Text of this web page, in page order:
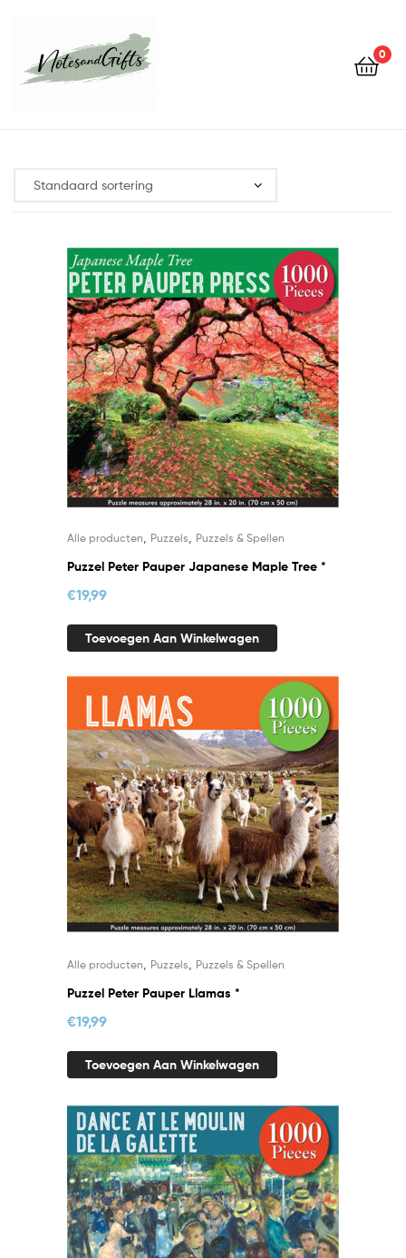
0
Alle producten Puzzels Puzzels & Spellen
Puzzel Peter Pauper Japanese Maple Tree *
€19,99
Toevoegen Aan Winkelwagen
Alle producten Puzzels Puzzels & Spellen
Puzzel Peter Pauper Llamas *
€19,99
Toevoegen Aan Winkelwagen